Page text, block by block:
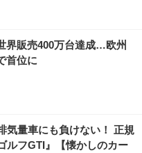
界販売400万台達成…欧州
首位に
気量車にも負けない！ 正規
ルフGTI』【懐かしのカー